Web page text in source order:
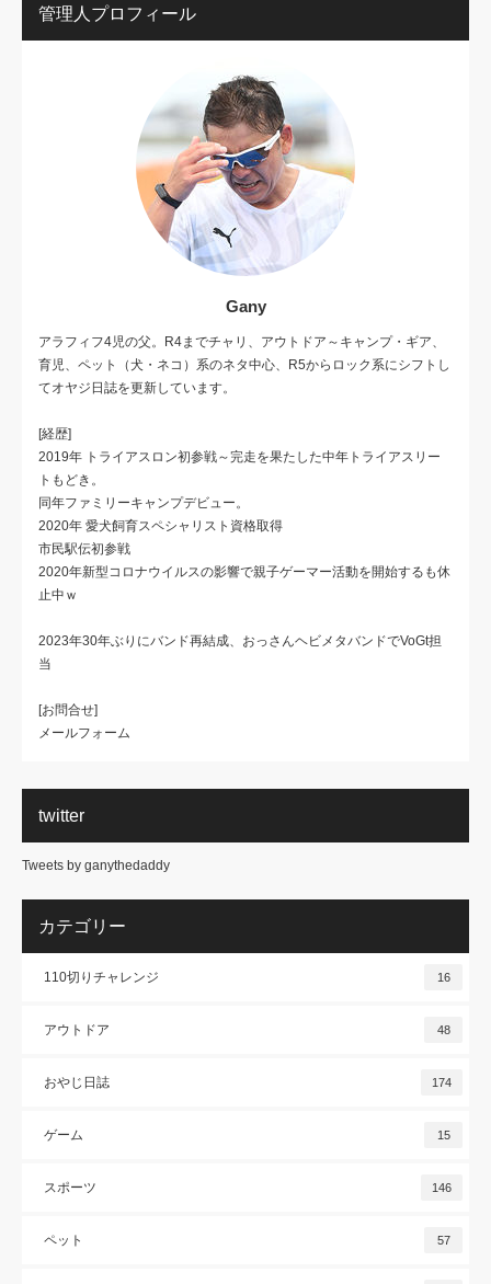
管理人プロフィール
Gany
アラフィフ4児の父。R4までチャリ、アウトドア～キャンプ・ギア、
育児、ペット（犬・ネコ）系のネタ中心、R5からロック系にシフトし
てオヤジ日誌を更新しています。
[経歴]
2019年 トライアスロン初参戦～完走を果たした中年トライアスリー
トもどき。
同年ファミリーキャンプデビュー。
2020年 愛犬飼育スペシャリスト資格取得
市民駅伝初参戦
2020年新型コロナウイルスの影響で親子ゲーマー活動を開始するも休
止中ｗ
2023年30年ぶりにバンド再結成、おっさんヘビメタバンドでVoGt担
当
[お問合せ]
メールフォーム
twitter
Tweets by ganythedaddy
カテゴリー
110切りチャレンジ 16
アウトドア 48
おやじ日誌 174
ゲーム 15
スポーツ 146
ペット 57